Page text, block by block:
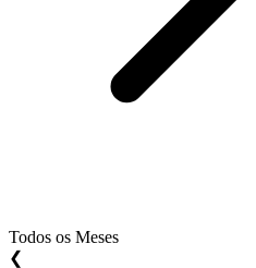
Todos os Meses
❮